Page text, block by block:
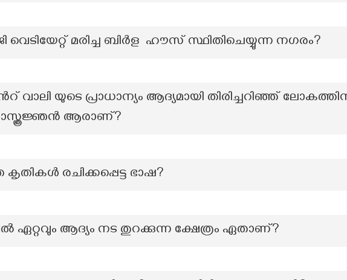
വെടിയേറ്റ് മരിച്ച ബിർള ഹൗസ് സ്ഥിതിചെയ്യുന്ന നഗരം?
യുടെ പ്രാധാന്യം ആദ്യമായി തിരിച്ചറിഞ്ഞ്
ശാസ്ത്രജ്ഞൻ ആരാണ്?
രചിക്കപ്പെട്ട ഭാഷ?
ഏറ്റവും ആദ്യം നട തുറക്കുന്ന ക്ഷേത്രം ഏതാണ്?